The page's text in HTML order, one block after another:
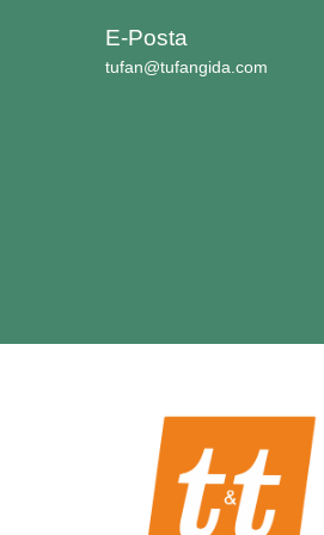
E-Posta
tufan@tufangida.com